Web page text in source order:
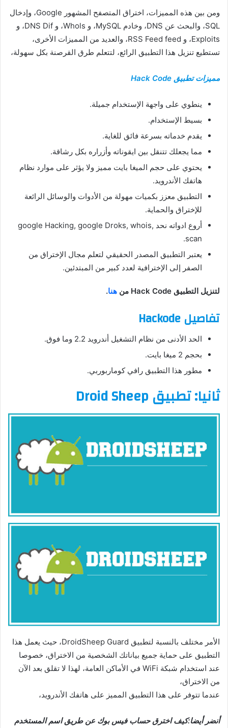
ومن بين هذه المميزات، اختراق المتصفح المشهور Google، وإدخال
SQL، والبحث عن DNS، وخادم MySQL، و Whols، و DNS Dif، و
Exploits، و RSS Feed feed، والعديد من المميزات الأخرى،
تستطيع تنزيل هذا التطبيق الرائع، لتتعلم طرق القرصنة بكل سهولة،
مميزات تطبيق Hack Code
ينطوي على واجهة الإستخدام جميلة.
بسيط الإستخدام.
يقدم خدماته بسرعة فائق للغاية.
مما يجعلك تتنقل بين ايقوناته وأزراره بكل رشاقة.
يحتوي على حجم الميغا بايت مميز ولا يؤثر على موارد نظام
هاتفك الأندرويد.
التطبيق معزز بكميات مهولة من الأدوات والوسائل الرائعة
للإختراق والحماية.
أروع ادواته نحد google Hacking, google Droks, whois,
scan.
يعتبر التطبيق المصدر الحقيقي لتعلم مجال الإختراق من
الصفر إلى الإخترافية لعدد كبير من المبتدئين.
لتنزيل التطبيق Hack Code من هنا.
تفاصيل Hackode
الحد الأدنى من نظام التشغيل أندرويد 2.2 وما فوق.
بحجم 2 ميغا بايت.
مطور هذا التطبيق رافي كوماربوربي.
ثانيا: تطبيق Droid Sheep
الأمر مختلف بالنسبة لتطبيق DroidSheep Guard، حيث يعمل هذا
التطبيق على حماية جميع بياناتك الشخصية من الاختراق، خصوصا
عند استخدام شبكة WiFi في الأماكن العامة، لهذا لا تقلق بعد الآن
من الاختراق،
عندما تتوفر على هذا التطبيق المميز على هاتفك الأندرويد،
أنضر أيضا:كيف اخترق حساب فيس بوك عن طريق اسم المستخدم